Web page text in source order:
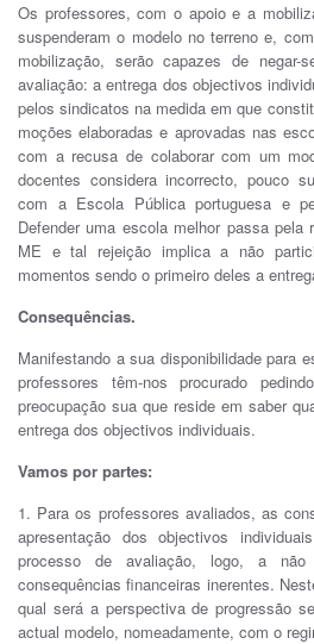
Os professores, com o apoio e a
suspenderam o modelo no terreno e,
mobilização, serão capazes de
avaliação: a entrega dos objectivos
pelos sindicatos na medida em que
moções elaboradas e aprovadas nas
com a recusa de colaborar com um
docentes considera incorrecto, pouco
com a Escola Pública portuguesa e
Defender uma escola melhor passa
ME e tal rejeição implica a não
momentos sendo o primeiro deles a
Consequências.
Manifestando a sua disponibilidade para
professores têm-nos procurado
preocupação sua que reside em saber
entrega dos objectivos individuais.
Vamos por partes:
1. Para os professores avaliados, as
apresentação dos objectivos
processo de avaliação, logo, a
consequências financeiras inerentes.
qual será a perspectiva de progressão
actual modelo, nomeadamente, com o